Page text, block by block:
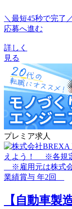
＼最短45秒で完了
応募へ進む
詳しく
見る
プレミア求人
【自動車製